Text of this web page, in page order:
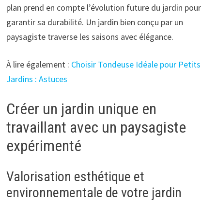
plan prend en compte l’évolution future du jardin pour
garantir sa durabilité. Un jardin bien conçu par un
paysagiste traverse les saisons avec élégance.
À lire également : Choisir Tondeuse Idéale pour Petits
Jardins : Astuces
Créer un jardin unique en
travaillant avec un paysagiste
expérimenté
Valorisation esthétique et
environnementale de votre jardin